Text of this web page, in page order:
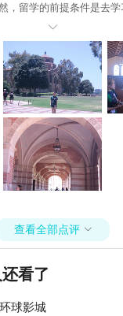
，留学的前提条件是去
学啊~~~哈哈哈别人的学
然，与小动物和谐相处

查看全部点评 
看了
球影城